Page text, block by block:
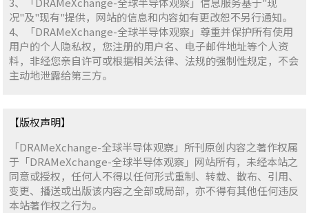
况"及"现有"提供，网站的信息和内容如有更改恕不另行通知。
4、「DRAMeXchange-全球半导体观察」尊重并保护所有使用
用户的个人隐私权，您注册的用户名、电子邮件地址等个人资
料，非经您亲自许可或根据相关法律、法规的强制性规定，不会
主动地泄露给第三方。
【版权声明】
「DRAMeXchange-全球半导体观察」所刊原创内容之著作权属
于「DRAMeXchange-全球半导体观察」网站所有，未经本站之
同意或授权，任何人不得以任何形式重制、转载、散布、引用、
变更、播送或出版该内容之全部或局部，亦不得有其他任何违反
本站著作权之行为。